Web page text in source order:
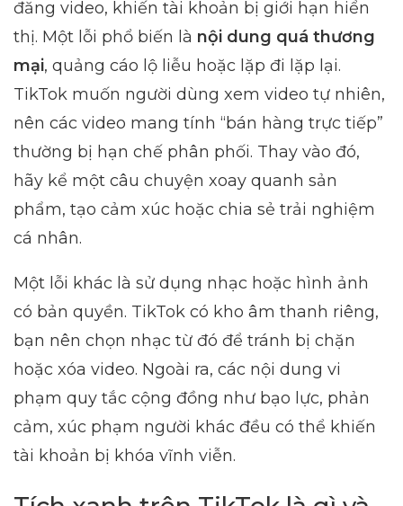
đăng video, khiến tài khoản bị giới hạn hiển
thị. Một lỗi phổ biến là nội dung quá thương
mại, quảng cáo lộ liễu hoặc lặp đi lặp lại.
TikTok muốn người dùng xem video tự nhiên,
nên các video mang tính “bán hàng trực tiếp”
thường bị hạn chế phân phối. Thay vào đó,
hãy kể một câu chuyện xoay quanh sản
phẩm, tạo cảm xúc hoặc chia sẻ trải nghiệm
cá nhân.
Một lỗi khác là sử dụng nhạc hoặc hình ảnh
có bản quyền. TikTok có kho âm thanh riêng,
bạn nên chọn nhạc từ đó để tránh bị chặn
hoặc xóa video. Ngoài ra, các nội dung vi
phạm quy tắc cộng đồng như bạo lực, phản
cảm, xúc phạm người khác đều có thể khiến
tài khoản bị khóa vĩnh viễn.